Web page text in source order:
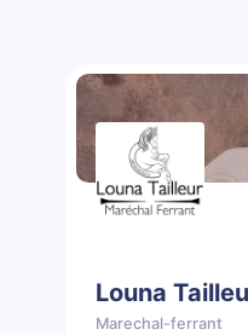
Louna
Marechal-ferrant